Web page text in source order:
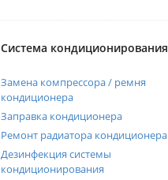
Система кондиционирования
Замена компрессора / ремня
кондиционера
Заправка кондиционера
Ремонт радиатора кондиционера
Дезинфекция системы
кондиционирования